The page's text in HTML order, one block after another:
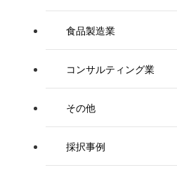
食品製造業
コンサルティング業
その他
採択事例